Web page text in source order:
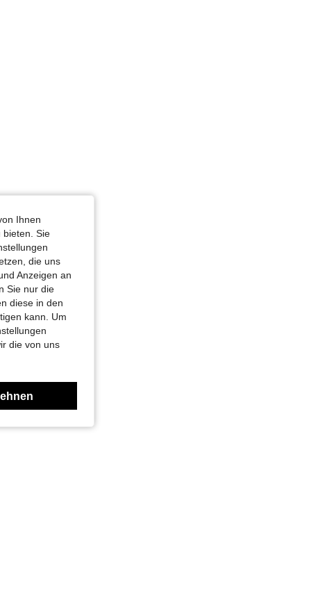
32 in, Farbe: Schwarz, Größe: XXS
Ihnen
bieten. Sie
die uns
Anzeigen an
Sie nur die
diese in den
kann. Um
die von uns